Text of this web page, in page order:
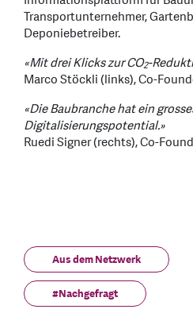
Transportunternehmer,
Deponiebetreiber.
«Mit drei Klicks zur CO2-
Marco Stöckli (links), Co-
«Die Baubranche hat ein
Digitalisierungspotential.»
Ruedi Signer (rechts), Co-
Aus dem Netzwerk
#Nachgefragt